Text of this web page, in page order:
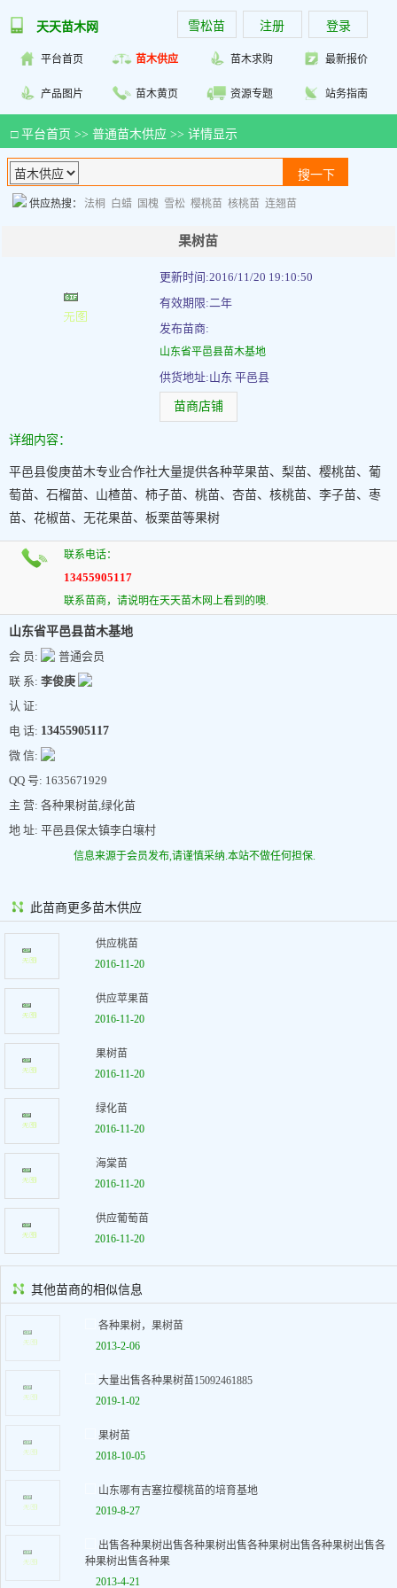
天天苗木网 雪松苗 注册 登录
平台首页 苗木供应 苗木求购 最新报价
产品图片 苗木黄页 资源专题 站务指南
□ 平台首页 >> 普通苗木供应 >> 详情显示
供应热搜： 法桐 白蜡 国槐 雪松 樱桃苗 核桃苗 连翘苗
果树苗
更新时间:2016/11/20 19:10:50
有效期限:二年
发布苗商:
山东省平邑县苗木基地
供货地址:山东 平邑县
苗商店铺
详细内容：
平邑县俊庚苗木专业合作社大量提供各种苹果苗、梨苗、樱桃苗、葡
萄苗、石榴苗、山楂苗、柿子苗、桃苗、杏苗、核桃苗、李子苗、枣
苗、花椒苗、无花果苗、板栗苗等果树
联系电话：
13455905117
联系苗商，请说明在天天苗木网上看到的噢.
山东省平邑县苗木基地
会 员:
普通会员
联 系: 李俊庚
认 证:
电 话: 13455905117
微 信:
QQ 号: 1635671929
主 营: 各种果树苗,绿化苗
地 址: 平邑县保太镇李白壤村
信息来源于会员发布,请谨慎采纳.本站不做任何担保.
此苗商更多苗木供应
供应桃苗
2016-11-20
供应苹果苗
2016-11-20
果树苗
2016-11-20
绿化苗
2016-11-20
海棠苗
2016-11-20
供应葡萄苗
2016-11-20
其他苗商的相似信息
各种果树，果树苗
2013-2-06
大量出售各种果树苗15092461885
2019-1-02
果树苗
2018-10-05
山东哪有吉塞拉樱桃苗的培育基地
2019-8-27
出售各种果树出售各种果树出售各种果树出售各种果树出售各
种果树出售各种果
2013-4-21